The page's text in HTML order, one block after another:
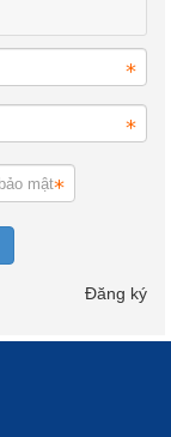
Đăng ký